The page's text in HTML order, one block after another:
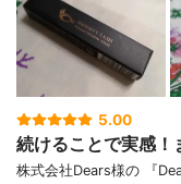
5.00
続けることで実感！
株式会社Dears様の 『